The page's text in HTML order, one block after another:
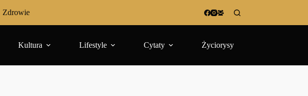
Zdrowie
Kultura Lifestyle Cytaty Życiorysy